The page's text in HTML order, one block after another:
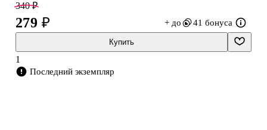
понимает, что должна согласиться — . . . .
340 ₽
279 ₽ + до 41 бонуса
Купить
1
Последний экземпляр